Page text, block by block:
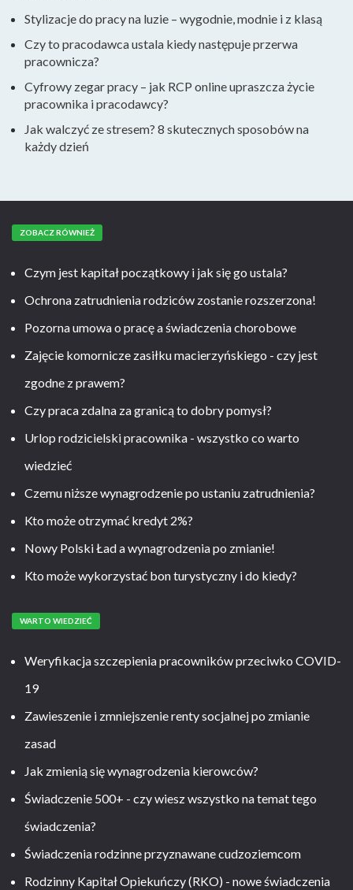
Stylizacje do pracy na luzie – wygodnie, modnie i z klasą
Czy to pracodawca ustala kiedy następuje przerwa
pracownicza?
Cyfrowy zegar pracy – jak RCP online upraszcza życie
pracownika i pracodawcy?
Jak walczyć ze stresem? 8 skutecznych sposobów na
każdy dzień
ZOBACZ RÓWNIEŻ
Czym jest kapitał początkowy i jak się go ustala?
Ochrona zatrudnienia rodziców zostanie rozszerzona!
Pozorna umowa o pracę a świadczenia chorobowe
Zajęcie komornicze zasiłku macierzyńskiego - czy jest
zgodne z prawem?
Czy praca zdalna za granicą to dobry pomysł?
Urlop rodzicielski pracownika - wszystko co warto
wiedzieć
Czemu niższe wynagrodzenie po ustaniu zatrudnienia?
Kto może otrzymać kredyt 2%?
Nowy Polski Ład a wynagrodzenia po zmianie!
Kto może wykorzystać bon turystyczny i do kiedy?
WARTO WIEDZIEĆ
Weryfikacja szczepienia pracowników przeciwko COVID-
19
Zawieszenie i zmniejszenie renty socjalnej po zmianie
zasad
Jak zmienią się wynagrodzenia kierowców?
Świadczenie 500+ - czy wiesz wszystko na temat tego
świadczenia?
Świadczenia rodzinne przyznawane cudzoziemcom
Rodzinny Kapitał Opiekuńczy (RKO) - nowe świadczenia